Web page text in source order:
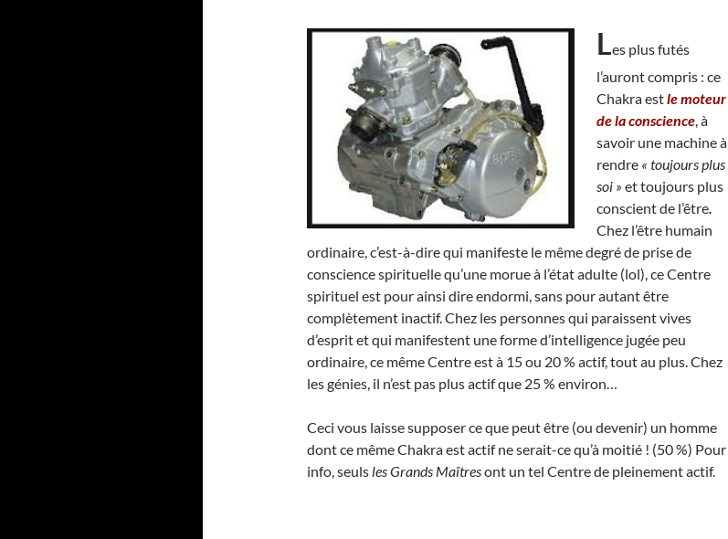
Les plus futés
l’auront compris : ce
Chakra estle moteur
de la conscience, à
savoir une machine à
rendre « toujours plus
soi » et toujours plus
conscient de l’être.
Chez l’être humain
ordinaire, c’est-à-dire qui manifeste le même degré de prise de
conscience spirituelle qu’une morue à l’état adulte (lol), ce Centre
spirituel est pour ainsi dire endormi, sans pour autant être
complètement inactif. Chez les personnes qui paraissent vives
d’esprit et qui manifestent une forme d’intelligence jugée peu
ordinaire, ce même Centre est à 15 ou 20 % actif, tout au plus. Chez
les génies, il n’est pas plus actif que 25 % environ…
Ceci vous laisse supposer ce que peut être (ou devenir) un homme
dont ce même Chakra est actif ne serait-ce qu’à moitié ! (50 %) Pour
info, seuls les Grands Maîtresont un tel Centre de pleinement actif.